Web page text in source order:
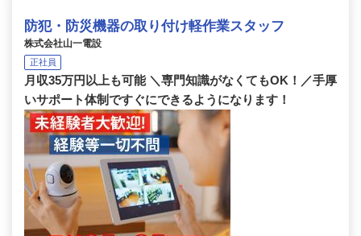
防犯・防災機器の取り付け軽作業スタッフ
株式会社山一電設
正社員
月収35万円以上も可能 ＼専門知識がなくてもOK！／手厚
いサポート体制ですぐにできるようになります！